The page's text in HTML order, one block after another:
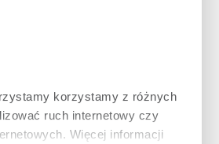
korzystamy z różnych
ruch internetowy czy
Więcej informacji